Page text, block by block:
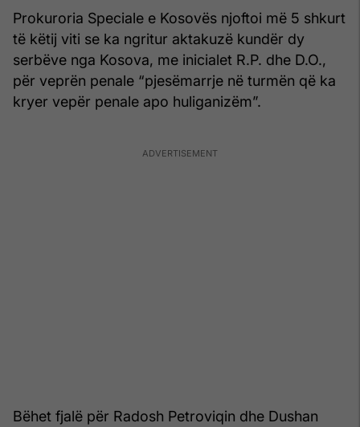
Prokuroria Speciale e Kosovës njoftoi më 5 shkurt
të këtij viti se ka ngritur aktakuzë kundër dy
serbëve nga Kosova, me inicialet R.P. dhe D.O.,
për veprën penale “pjesëmarrje në turmën që ka
kryer vepër penale apo huliganizëm”.
Bëhet fjalë për Radosh Petroviqin dhe Dushan